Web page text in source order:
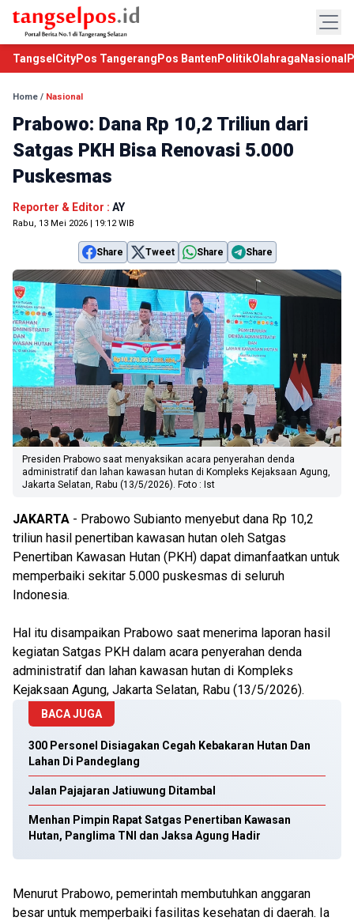
TangselCityPos Tangerang Pos Banten PolitikOlahraga Nasional
Home / Nasional
Prabowo: Dana Rp 10,2 Triliun dari
Satgas PKH Bisa Renovasi 5.000
Puskesmas
Reporter & Editor : AY
Rabu, 13 Mei 2026 | 19:12 WIB
Share Tweet Share Share
Presiden Prabowo saat menyaksikan acara penyerahan denda
administratif dan lahan kawasan hutan di Kompleks Kejaksaan Agung,
Jakarta Selatan, Rabu (13/5/2026). Foto : Ist
JAKARTA - Prabowo Subianto menyebut dana Rp 10,2
triliun hasil penertiban kawasan hutan oleh Satgas
Penertiban Kawasan Hutan (PKH) dapat dimanfaatkan untuk
memperbaiki sekitar 5.000 puskesmas di seluruh
Indonesia.
Hal itu disampaikan Prabowo saat menerima laporan hasil
kegiatan Satgas PKH dalam acara penyerahan denda
administratif dan lahan kawasan hutan di Kompleks
Kejaksaan Agung, Jakarta Selatan, Rabu (13/5/2026).
BACA JUGA
300 Personel Disiagakan Cegah Kebakaran Hutan Dan
Lahan Di Pandeglang
Jalan Pajajaran Jatiuwung Ditambal
Menhan Pimpin Rapat Satgas Penertiban Kawasan
Hutan, Panglima TNI dan Jaksa Agung Hadir
Menurut Prabowo, pemerintah membutuhkan anggaran
besar untuk memperbaiki fasilitas kesehatan di daerah. Ia